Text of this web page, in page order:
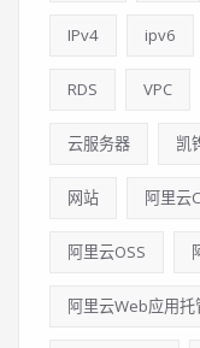
IPv4 ipv6
RDS VPC
云服务器 凯
网站 阿里云
阿里云OSS
阿里云Web应用托